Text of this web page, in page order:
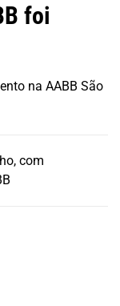
foi
na AABB São
com